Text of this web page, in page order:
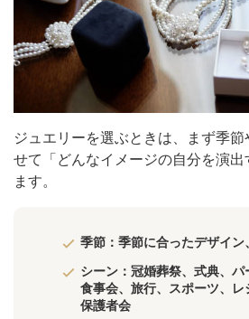
ジュエリーを選ぶときは、まず季
せて「どんなイメージの自分を演
ます。
季節：季節に合ったデザイン
シーン：冠婚葬祭、式典、パ
食事会、旅行、スポーツ、レ
保護者会